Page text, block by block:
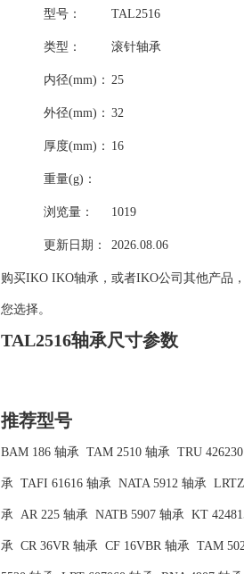
型号： TAL2516
类型： 滚针轴承
内径(mm)： 25
外径(mm)： 32
厚度(mm)： 16
重量(g)：
浏览量： 1019
更新日期： 2026.08.06
购买IKO IKO轴承，或者IKO公司其他产品
您选择。
TAL2516轴承尺寸参数
推荐型号
BAM 186 轴承 TAM 2510 轴承 TRU
承 TAFI 61616 轴承 NATA 5912 轴承
承 AR 225 轴承 NATB 5907 轴承 KT
承 CR 36VR 轴承 CF 16VBR 轴承 TAM